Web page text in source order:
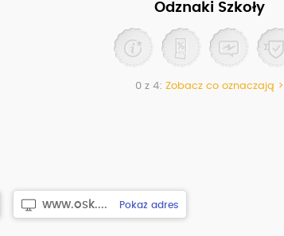
Odznaki Szkoły
0 z 4: Zobacz co oznaczają >
www.osk.... Pokaż adres